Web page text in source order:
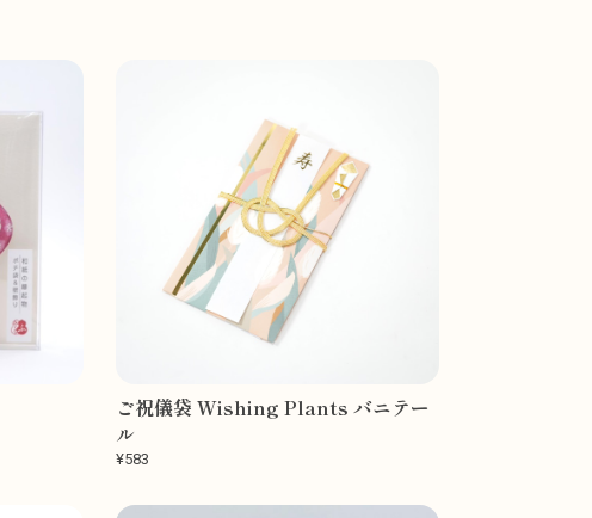
ご祝儀袋 Wishing Plants バニテー
ル
¥583